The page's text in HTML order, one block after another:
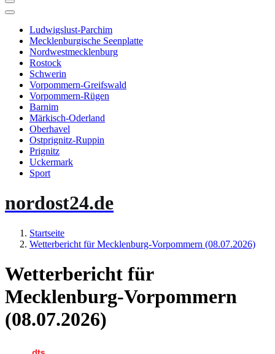
Ludwigslust-Parchim
Mecklenburgische Seenplatte
Nordwestmecklenburg
Rostock
Schwerin
Vorpommern-Greifswald
Vorpommern-Rügen
Barnim
Märkisch-Oderland
Oberhavel
Ostprignitz-Ruppin
Prignitz
Uckermark
Sport
nordost24.de
Startseite
Wetterbericht für Mecklenburg-Vorpommern (08.07.2026)
Wetterbericht für
Mecklenburg-Vorpommern
(08.07.2026)